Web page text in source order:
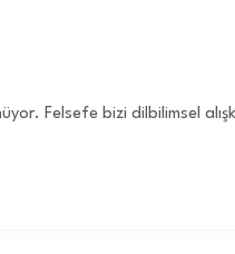
Felsefe bizi dilbilimsel